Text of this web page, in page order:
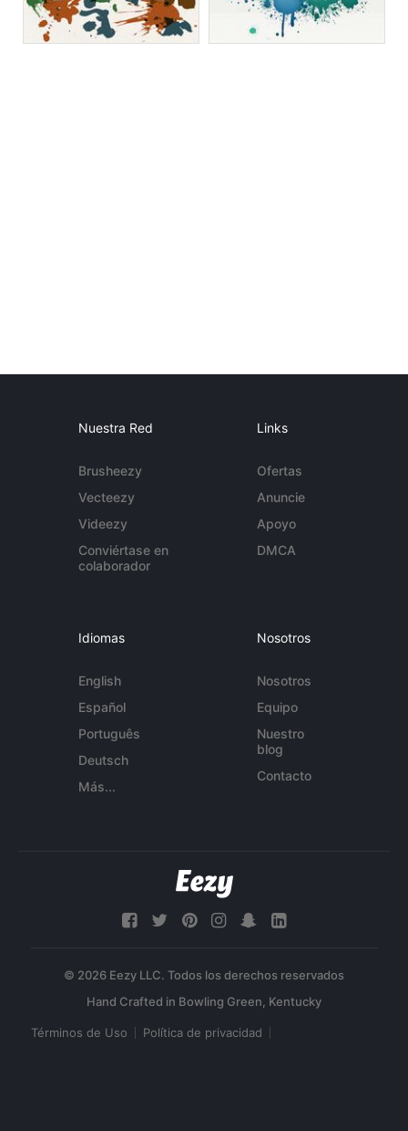
Nuestra Red
Brusheezy
Vecteezy
Videezy
Conviértase en
colaborador
Links
Ofertas
Anuncie
Apoyo
DMCA
Idiomas
English
Español
Português
Deutsch
Más...
Nosotros
Nosotros
Equipo
Nuestro
blog
Contacto
© 2026 Eezy LLC. Todos los derechos reservados
Términos de Uso Política de privacidad